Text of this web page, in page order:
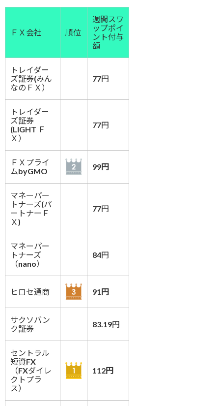
ＦＸ会社 順位
週間スワ
ップポイ
ント付与
額
トレイダー
ズ証券(みん
なのＦＸ）
77円
トレイダー
ズ証券
(LIGHT Ｆ
Ｘ）
77円
ＦＸプライ
ムbyGMO
99円
マネーパー
トナーズ(パ
ートナーＦ
Ｘ)
77円
マネーパー
トナーズ
（nano）
84円
ヒロセ通商 91円
サクソバン
ク証券
83.19円
セントラル
短資FX
（FXダイレ
クトプラ
ス）
112円